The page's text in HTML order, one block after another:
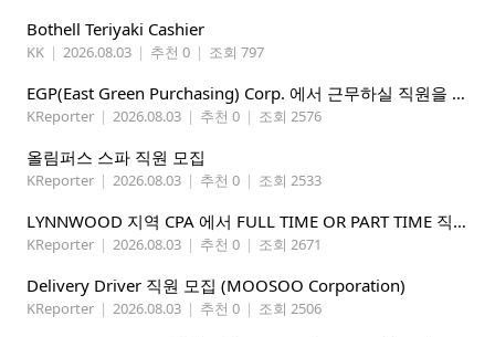
Bothell Teriyaki Cashier
KK | 2026.08.03 | 추천 0 | 조회 797
EGP(East Green Purchasing) Corp. 에서 근무하실 직원을 아래와 같이 모집합니다.
KReporter | 2026.08.03 | 추천 0 | 조회 2576
올림퍼스 스파 직원 모집
KReporter | 2026.08.03 | 추천 0 | 조회 2533
LYNNWOOD 지역 CPA 에서 FULL TIME OR PART TIME 직원을 찾습니다
KReporter | 2026.08.03 | 추천 0 | 조회 2671
Delivery Driver 직원 모집 (MOOSOO Corporation)
KReporter | 2026.08.03 | 추천 0 | 조회 2506